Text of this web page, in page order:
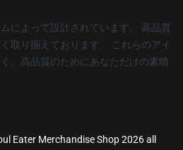
によって設計されています。 高品質
取り揃えております。 これらのアイ
、高品質のためにあなただけの素晴
Eater Merchandise Shop 2026 all